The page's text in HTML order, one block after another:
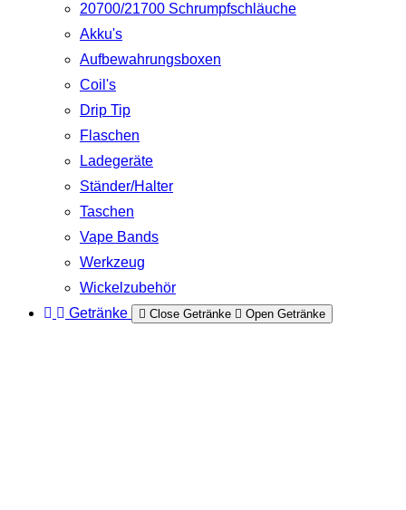
20700/21700 Schrumpfschläuche
Akku's
Aufbewahrungsboxen
Coil's
Drip Tip
Flaschen
Ladegeräte
Ständer/Halter
Taschen
Vape Bands
Werkzeug
Wickelzubehör
Getränke
Close Getränke Open Getränke